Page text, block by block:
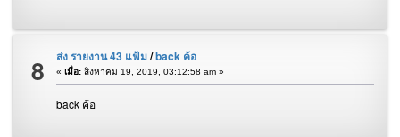
8 ส่ง รายงาน 43 แฟ้ม/back ค้อ
« เมื่อ:สิงหาคม 19, 2019, 03:12:58 am »
back ค้อ